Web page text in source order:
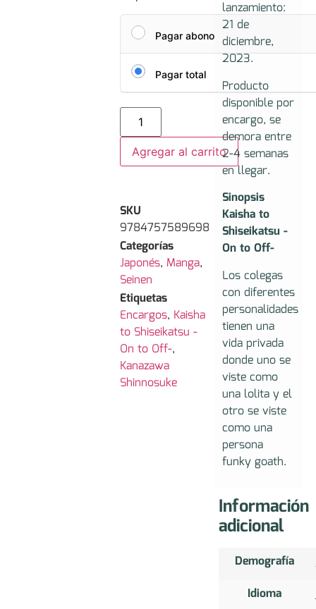
Pagar abono
Pagar total
Agregar al carrito
SKU
9784757589698
Categorías
Japonés, Manga,
Seinen
Etiquetas
Encargos, Kaisha
to Shiseikatsu -
On to Off-,
Kanazawa
Shinnosuke
lanzamiento:
21 de
diciembre,
2023.
Producto
disponible por
encargo, se
demora entre
2-4 semanas
en llegar.
Sinopsis
Kaisha to
Shiseikatsu -
On to Off-
Los colegas
con diferentes
personalidades
tienen una
vida privada
donde uno se
viste como
una lolita y el
otro se viste
como una
persona
funky goath.
Información
adicional
Demografía
Idioma